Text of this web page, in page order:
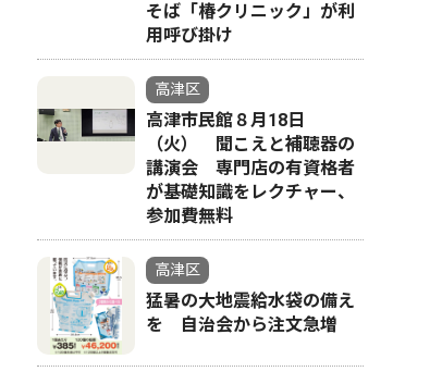
そば「椿クリニック」が利
用呼び掛け
高津区
高津市民館８月18日
（火） 聞こえと補聴器の
講演会 専門店の有資格者
が基礎知識をレクチャー、
参加費無料
高津区
猛暑の大地震給水袋の備え
を 自治会から注文急増